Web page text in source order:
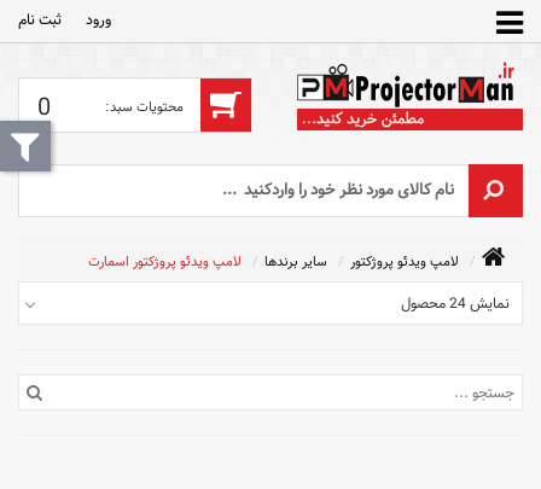
ورود ثبت‌ نام
0
لامپ ویدئو پروژکتور سایر برندها لامپ ویدئو پروژکتور اسمارت
نمایش 24 محصول